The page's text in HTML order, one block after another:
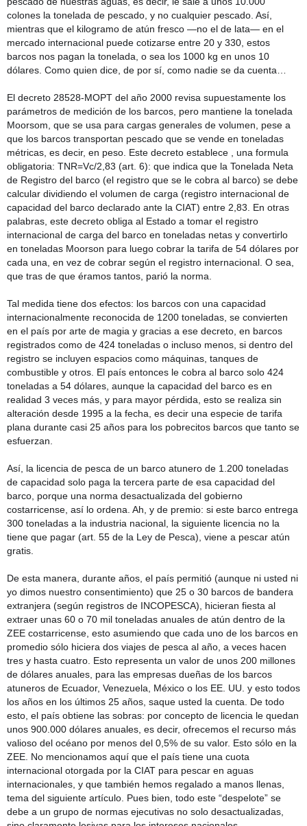
colones la tonelada de pescado, y no cualquier pescado. Así,
mientras que el kilogramo de atún fresco —no el de lata— en el
mercado internacional puede cotizarse entre 20 y 330, estos
barcos nos pagan la tonelada, o sea los 1000 kg en unos 10
dólares. Como quien dice, de por sí, como nadie se da cuenta…
El decreto 28528-MOPT del año 2000 revisa supuestamente los
parámetros de medición de los barcos, pero mantiene la tonelada
Moorsom, que se usa para cargas generales de volumen, pese a
que los barcos transportan pescado que se vende en toneladas
métricas, es decir, en peso. Este decreto establece , una formula
obligatoria: TNR=Vc/2,83 (art. 6): que indica que la Tonelada Neta
de Registro del barco (el registro que se le cobra al barco) se debe
calcular dividiendo el volumen de carga (registro internacional de
capacidad del barco declarado ante la CIAT) entre 2,83. En otras
palabras, este decreto obliga al Estado a tomar el registro
internacional de carga del barco en toneladas netas y convertirlo
en toneladas Moorson para luego cobrar la tarifa de 54 dólares por
cada una, en vez de cobrar según el registro internacional. O sea,
que tras de que éramos tantos, parió la norma.
Tal medida tiene dos efectos: los barcos con una capacidad
internacionalmente reconocida de 1200 toneladas, se convierten
en el país por arte de magia y gracias a ese decreto, en barcos
registrados como de 424 toneladas o incluso menos, si dentro del
registro se incluyen espacios como máquinas, tanques de
combustible y otros. El país entonces le cobra al barco solo 424
toneladas a 54 dólares, aunque la capacidad del barco es en
realidad 3 veces más, y para mayor pérdida, esto se realiza sin
alteración desde 1995 a la fecha, es decir una especie de tarifa
plana durante casi 25 años para los pobrecitos barcos que tanto se
esfuerzan.
Así, la licencia de pesca de un barco atunero de 1.200 toneladas
de capacidad solo paga la tercera parte de esa capacidad del
barco, porque una norma desactualizada del gobierno
costarricense, así lo ordena. Ah, y de premio: si este barco entrega
300 toneladas a la industria nacional, la siguiente licencia no la
tiene que pagar (art. 55 de la Ley de Pesca), viene a pescar atún
gratis.
De esta manera, durante años, el país permitió (aunque ni usted ni
yo dimos nuestro consentimiento) que 25 o 30 barcos de bandera
extranjera (según registros de INCOPESCA), hicieran fiesta al
extraer unas 60 o 70 mil toneladas anuales de atún dentro de la
ZEE costarricense, esto asumiendo que cada uno de los barcos en
promedio sólo hiciera dos viajes de pesca al año, a veces hacen
tres y hasta cuatro. Esto representa un valor de unos 200 millones
de dólares anuales, para las empresas dueñas de los barcos
atuneros de Ecuador, Venezuela, México o los EE. UU. y esto todos
los años en los últimos 25 años, saque usted la cuenta. De todo
esto, el país obtiene las sobras: por concepto de licencia le quedan
unos 900.000 dólares anuales, es decir, ofrecemos el recurso más
valioso del océano por menos del 0,5% de su valor. Esto sólo en la
ZEE. No mencionamos aquí que el país tiene una cuota
internacional otorgada por la CIAT para pescar en aguas
internacionales, y que también hemos regalado a manos llenas,
tema del siguiente artículo. Pues bien, todo este “despelote” se
debe a un grupo de normas ejecutivas no solo desactualizadas,